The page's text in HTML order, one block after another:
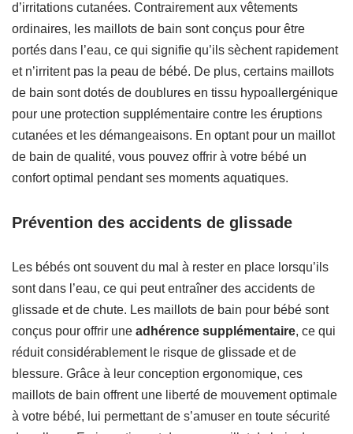
d’irritations cutanées. Contrairement aux vêtements
ordinaires, les maillots de bain sont conçus pour être
portés dans l’eau, ce qui signifie qu’ils sèchent rapidement
et n’irritent pas la peau de bébé. De plus, certains maillots
de bain sont dotés de doublures en tissu hypoallergénique
pour une protection supplémentaire contre les éruptions
cutanées et les démangeaisons. En optant pour un maillot
de bain de qualité, vous pouvez offrir à votre bébé un
confort optimal pendant ses moments aquatiques.
Prévention des accidents de glissade
Les bébés ont souvent du mal à rester en place lorsqu’ils
sont dans l’eau, ce qui peut entraîner des accidents de
glissade et de chute. Les maillots de bain pour bébé sont
conçus pour offrir une adhérence supplémentaire, ce qui
réduit considérablement le risque de glissade et de
blessure. Grâce à leur conception ergonomique, ces
maillots de bain offrent une liberté de mouvement optimale
à votre bébé, lui permettant de s’amuser en toute sécurité